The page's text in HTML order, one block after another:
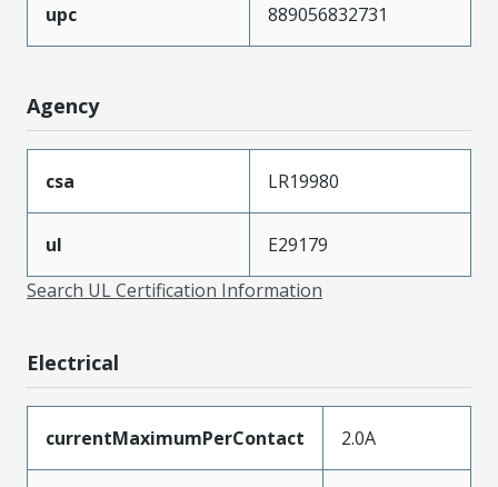
upc 889056832731
Agency
csa LR19980
ul
E29179
Search UL Certification Information
Electrical
currentMaximumPerContact 2.0A